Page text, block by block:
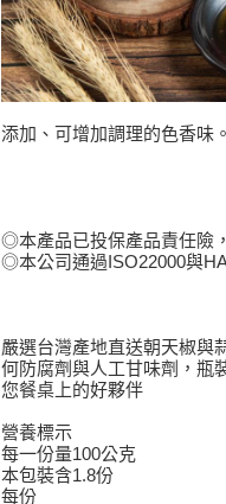
添加、可增加調理的色香味。
◎本產品已投保產品責任險
◎本公司通過ISO22000與
嚴選台灣產地直送朝天椒與
何防腐劑與人工甘味劑，瓶
您餐桌上的好夥伴
營養標示
每一份量100公克
本包裝含1.8份
每份